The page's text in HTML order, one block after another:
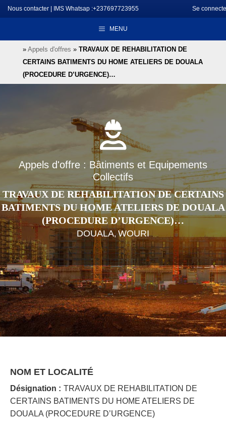
Aller
au
Nous contacter IMS Whatsap :+237697723955 Se
MENU
» Appels d'offres » TRAVAUX DE REHABILITATION DE
CERTAINS BATIMENTS DU HOME ATELIERS DE DOUALA
(PROCEDURE D’URGENCE)…
Appels d'offre : Bâtiments et Equipements
Collectifs
TRAVAUX DE REHABILITATION DE CERTAINS
BATIMENTS DU HOME ATELIERS DE DOUALA
(PROCEDURE D’URGENCE)…
DOUALA,WOURI
NOM ET LOCALITÉ
Désignation : TRAVAUX DE REHABILITATION DE
CERTAINS BATIMENTS DU HOME ATELIERS DE
DOUALA (PROCEDURE D’URGENCE)